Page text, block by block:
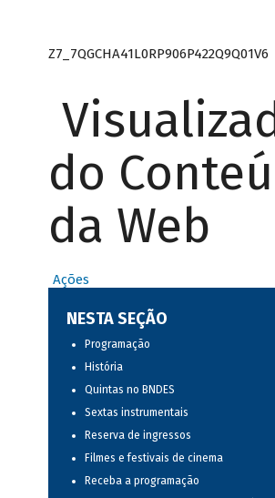
Z7_7QGCHA41L0RP906P422Q9Q01V6
do
da Web
Ações
NESTA SEÇÃO
Programação
História
Quintas no BNDES
Sextas instrumentais
Reserva de ingressos
Filmes e festivais de cinema
Receba a programação